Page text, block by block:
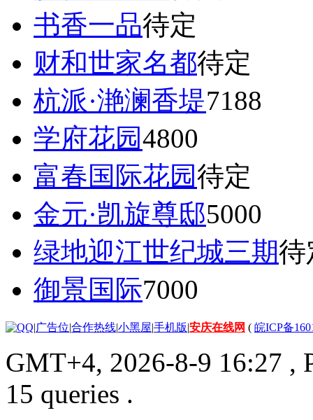
书香一品待定
财和世家名都待定
杭派·滟澜香堤7188
学府花园4800
富春国际花园待定
金元·凯旋尊邸5000
绿地迎江世纪城三期待
御景国际7000
|广告位|合作热线|小黑屋|手机版|安庆在线网 ( 皖ICP备
GMT+4, 2026-8-9 16:27 ,
15 queries .